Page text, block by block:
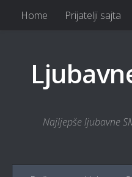
Skip to content
Home Prijatelji sajta
Najljepše ljubavne